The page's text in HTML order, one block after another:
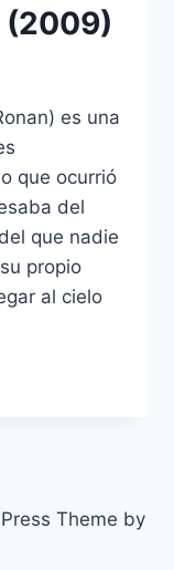
(2009)
es una
que ocurrió
del
que nadie
propio
al cielo
Theme by